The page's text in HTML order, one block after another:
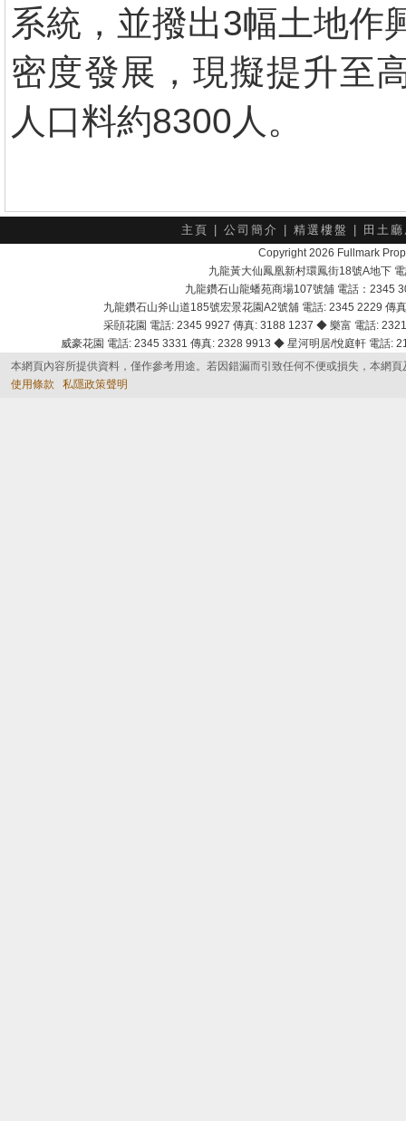
系統，並撥出3幅土地作
密度發展，現擬提升至
人口料約8300人。
主頁 公司簡介 精選樓盤 田土
Copyright 2026 Fullmark
九龍黃大仙鳳凰新村環鳳街18號A地下
九龍鑽石山龍蟠苑商場107號舖 電話：2345
九龍鑽石山斧山道185號宏景花園A2號舖 電話: 2345 2229
采頣花園 電話: 2345 9927 傳真: 3188 1237 ◆ 樂富 電話:
威豪花園 電話: 2345 3331 傳真: 2328 9913 ◆ 星河明居/悅庭軒 電話
本網頁內容所提供資料，僅作參考用途。若因錯漏而引致任何不便或損失，本網
使用條款
私隱政策聲明